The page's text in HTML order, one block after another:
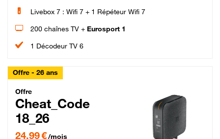
Livebox 7 : Wifi 7 + 1 Répéteur Wifi 7
200 chaînes TV + Eurosport 1
1 Décodeur TV 6
Offre - 26 ans
Cheat_Code Fibre_18_26
Offre
Cheat_Code
18_26
24,99 € par mois pendant 0 mois puis 49,99 € par mois, Sans engagement
24,99 €/mois